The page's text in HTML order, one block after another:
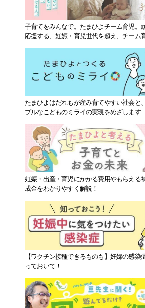
子育てをみんなで。たまひよチーム育児。
応援する、妊娠・育児世代を超え、チーム
たまひよはだれもが産み育てやすい社会と
ブルなこどものミライの実現をめざします
妊娠・出産・育児にかかる費用やもらえる
成金をわかりやすく解説！
【ワクチン接種できるものも】妊婦の感染
っておいて！